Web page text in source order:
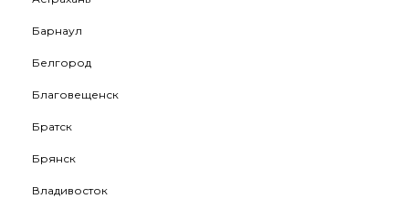
Барнаул
Белгород
Благовещенск
Братск
Брянск
Владивосток